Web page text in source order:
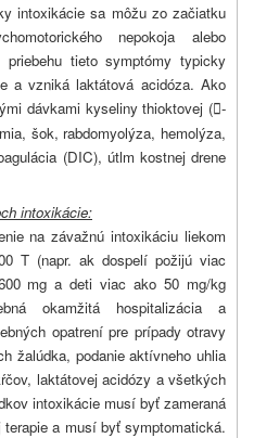
intoxikácie sa môžu zo začiatku
nepokoja alebo
tieto symptómy typicky
a vzniká laktátová acidóza. Ako
dávkami kyseliny thioktovej (-
šok, rabdomyolýza, hemolýza,
(DIC), útlm kostnej drene
intoxikácie:
na závažnú intoxikáciu liekom
T (napr. ak dospelí požijú viac
mg a deti viac ako 50 mg/kg
okamžitá hospitalizácia a
opatrení pre prípady otravy
žalúdka, podanie aktívneho uhlia
laktátovej acidózy a všetkých
intoxikácie musí byť zameraná
a musí byť symptomatická.